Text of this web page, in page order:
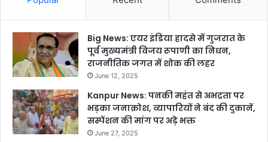
Big News: एयर इंडिया हादसे में गुजरात के
पूर्व मुख्यमंत्री विजय रूपाणी का निधन,
राजनीतिक जगत में शोक की लहर
June 12, 2025
Kanpur News: पनकी महंत से अभद्रता पर
भड़का जनाक्रोश, व्यापारियों ने बंद की दुकानें,
सस्पेंशन की मांग पर अड़े भक्त
June 27, 2025